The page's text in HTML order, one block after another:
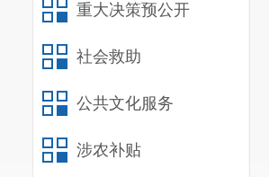
重大决策预公开
社会救助
公共文化服务
涉农补贴